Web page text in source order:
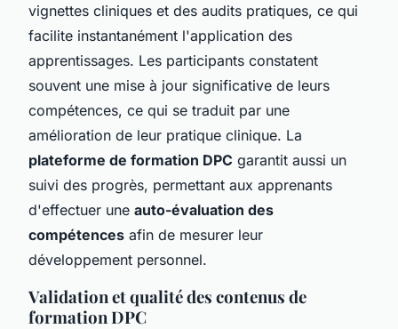
vignettes cliniques et des audits pratiques, ce qui
facilite instantanément l'application des
apprentissages. Les participants constatent
souvent une mise à jour significative de leurs
compétences, ce qui se traduit par une
amélioration de leur pratique clinique. La
plateforme de formation DPC garantit aussi un
suivi des progrès, permettant aux apprenants
d'effectuer une auto-évaluation des
compétences afin de mesurer leur
développement personnel.
Validation et qualité des contenus de
formation DPC